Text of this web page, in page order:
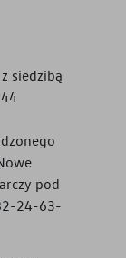
siedzibą
pod
24-63-